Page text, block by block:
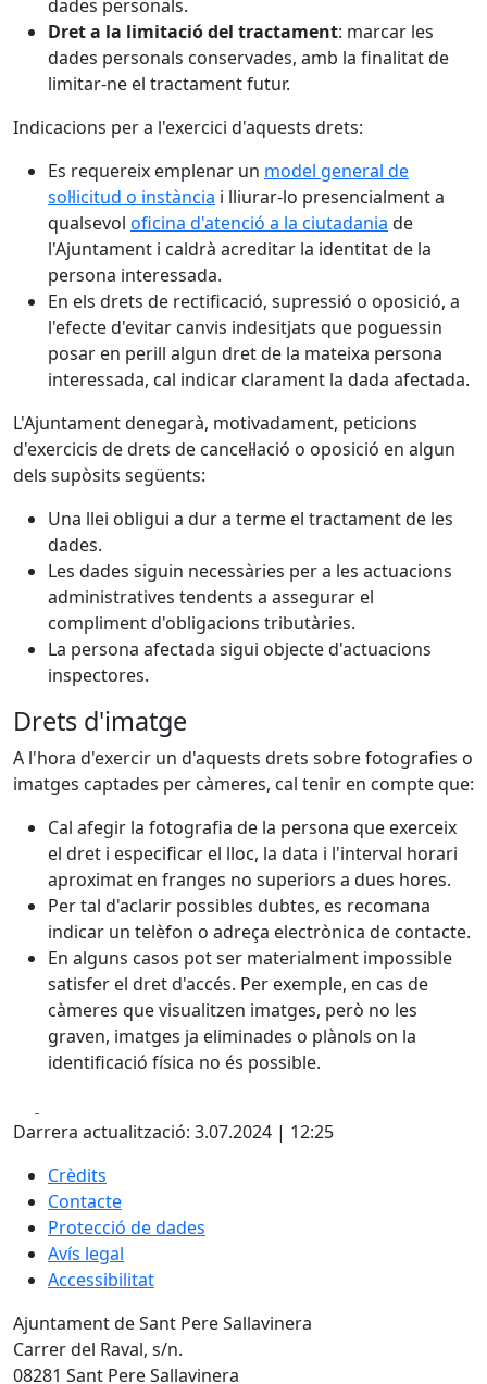
dades personals.
Dret a la limitació del tractament: marcar les
dades personals conservades, amb la finalitat de
limitar-ne el tractament futur.
Indicacions per a l'exercici d'aquests drets:
Es requereix emplenar un model general de
sol·licitud o instància i lliurar-lo presencialment a
qualsevol oficina d'atenció a la ciutadania de
l'Ajuntament i caldrà acreditar la identitat de la
persona interessada.
En els drets de rectificació, supressió o oposició, a
l'efecte d'evitar canvis indesitjats que poguessin
posar en perill algun dret de la mateixa persona
interessada, cal indicar clarament la dada afectada.
L'Ajuntament denegarà, motivadament, peticions
d'exercicis de drets de cancel·lació o oposició en algun
dels supòsits següents:
Una llei obligui a dur a terme el tractament de les
dades.
Les dades siguin necessàries per a les actuacions
administratives tendents a assegurar el
compliment d'obligacions tributàries.
La persona afectada sigui objecte d'actuacions
inspectores.
Drets d'imatge
A l'hora d'exercir un d'aquests drets sobre fotografies o
imatges captades per càmeres, cal tenir en compte que:
Cal afegir la fotografia de la persona que exerceix
el dret i especificar el lloc, la data i l'interval horari
aproximat en franges no superiors a dues hores.
Per tal d'aclarir possibles dubtes, es recomana
indicar un telèfon o adreça electrònica de contacte.
En alguns casos pot ser materialment impossible
satisfer el dret d'accés. Per exemple, en cas de
càmeres que visualitzen imatges, però no les
graven, imatges ja eliminades o plànols on la
identificació física no és possible.
Darrera actualització: 3.07.2024 | 12:25
Crèdits
Contacte
Protecció de dades
Avís legal
Accessibilitat
Ajuntament de Sant Pere Sallavinera
Carrer del Raval, s/n.
08281 Sant Pere Sallavinera